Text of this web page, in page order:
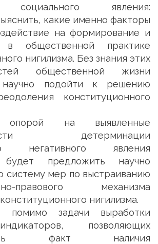
социального явления:
какие именно факторы
на формирование и
в общественной практике
нигилизма. Без знания этих
общественной жизни
научно подойти к решению
конституционного
на выявленные
детерминации
негативного явления
будет предложить научно
систему мер по выстраиванию
правового механизма
нигилизма.
помимо задачи выработки
позволяющих
факт наличия